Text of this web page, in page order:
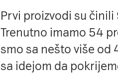
Prvi proizvodi su
Trenutno imamo 54
smo sa nešto više od
sa idejom da